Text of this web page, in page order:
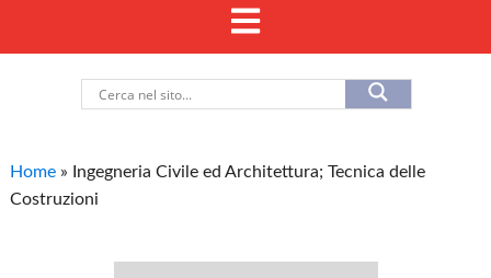
Home » Ingegneria Civile ed Architettura; Tecnica delle
Costruzioni